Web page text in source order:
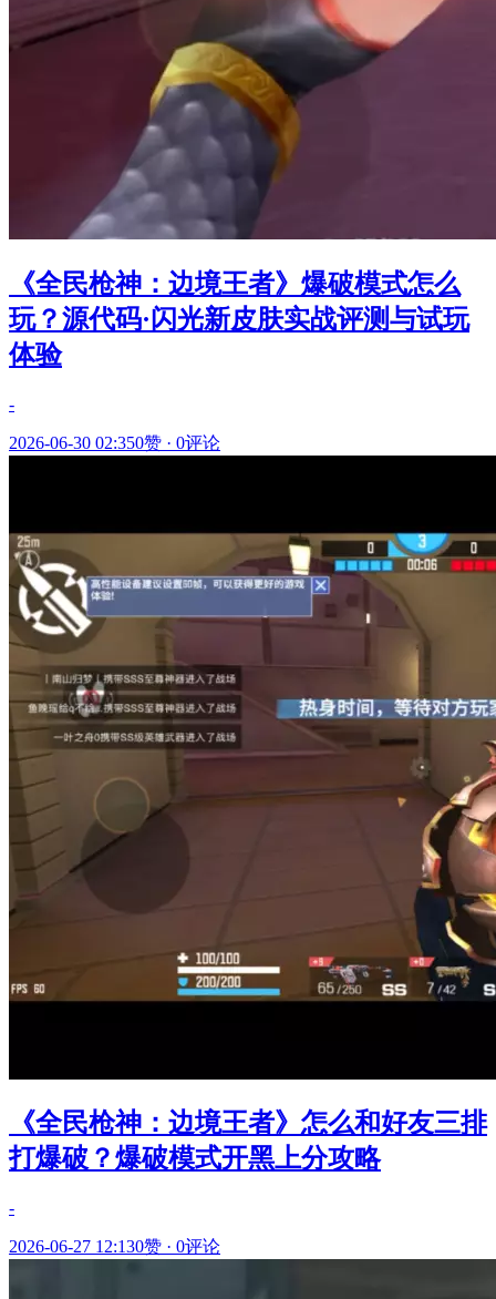
《全民枪神：边境王者》爆破模式怎么
玩？源代码·闪光新皮肤实战评测与试玩
体验
-
2026-06-30 02:350赞 · 0评论
《全民枪神：边境王者》怎么和好友三排
打爆破？爆破模式开黑上分攻略
-
2026-06-27 12:130赞 · 0评论